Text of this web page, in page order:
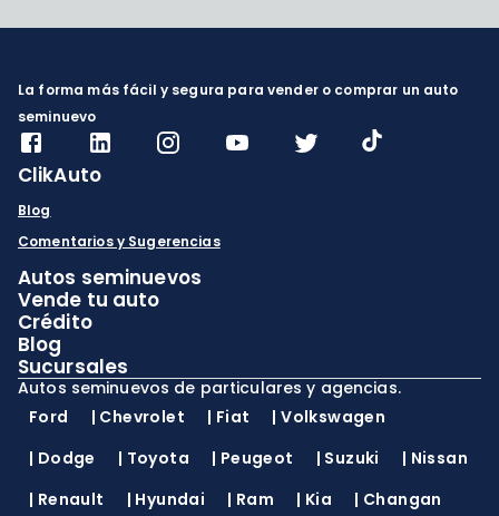
La forma más fácil y segura para vender o comprar un auto
seminuevo
ClikAuto
Blog
Comentarios y Sugerencias
Autos seminuevos
Vende tu auto
Crédito
Blog
Sucursales
Autos seminuevos de particulares y agencias.
Ford
| Chevrolet | Fiat |Volkswagen
| Dodge | Toyota | Peugeot | Suzuki | Nissan
| Renault | Hyundai | Ram | Kia | Changan